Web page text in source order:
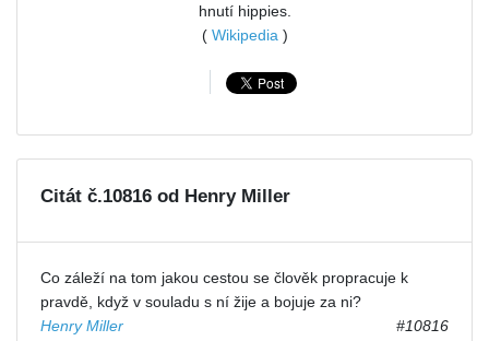
hnutí hippies.
( Wikipedia )
Citát č.10816 od Henry Miller
Co záleží na tom jakou cestou se člověk propracuje k
pravdě, když v souladu s ní žije a bojuje za ni?
Henry Miller
#10816